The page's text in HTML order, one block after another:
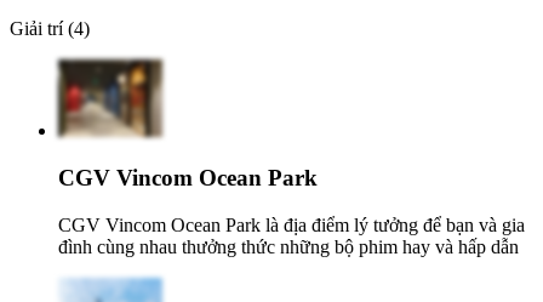
Giải trí (4)
CGV Vincom Ocean Park
CGV Vincom Ocean Park là địa điểm lý tưởng để bạn và gia
đình cùng nhau thưởng thức những bộ phim hay và hấp dẫn